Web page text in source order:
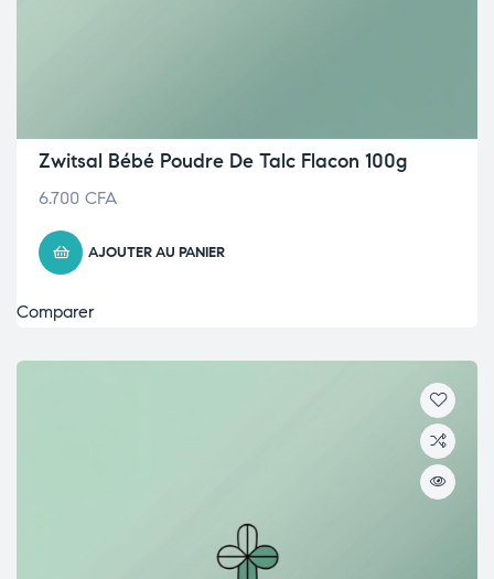
Zwitsal Bébé Poudre De Talc Flacon 100g
6.700 CFA
AJOUTER AU PANIER
Comparer